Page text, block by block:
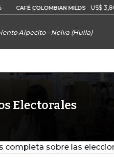
CAFÉ COLOMBIAN MILDS US$ 3,80
Aipecito - Neiva (Huila)
Electorales
sobre las